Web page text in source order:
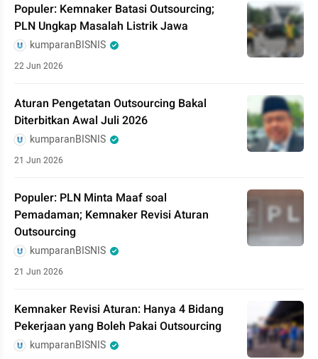
Populer: Kemnaker Batasi Outsourcing;
PLN Ungkap Masalah Listrik Jawa
kumparanBISNIS
22 Jun 2026
Aturan Pengetatan Outsourcing Bakal
Diterbitkan Awal Juli 2026
kumparanBISNIS
21 Jun 2026
Populer: PLN Minta Maaf soal
Pemadaman; Kemnaker Revisi Aturan
Outsourcing
kumparanBISNIS
21 Jun 2026
Kemnaker Revisi Aturan: Hanya 4 Bidang
Pekerjaan yang Boleh Pakai Outsourcing
kumparanBISNIS